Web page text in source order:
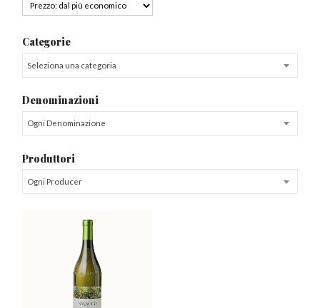
Categorie
Seleziona una categoria
Denominazioni
Ogni Denominazione
Produttori
Ogni Producer